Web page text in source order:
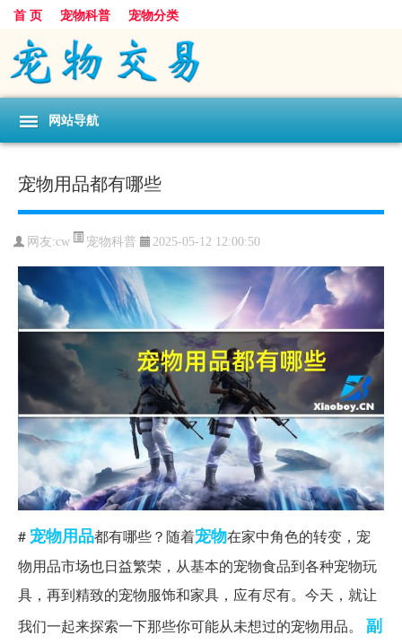
首 页 宠物科普 宠物分类
网站导航
宠物用品都有哪些
网友:cw 宠物科普 2025-05-12 12:00:50
# 宠物用品都有哪些？随着宠物在家中角色的转变，宠
物用品市场也日益繁荣，从基本的宠物食品到各种宠物玩
具，再到精致的宠物服饰和家具，应有尽有。今天，就让
我们一起来探索一下那些你可能从未想过的宠物用品。 副